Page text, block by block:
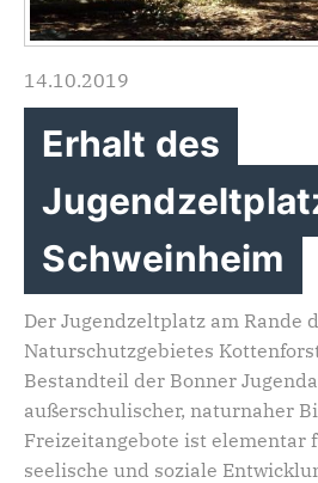
14.10.2019
Erhalt des
Schweinheim
Der Jugendzeltplatz am Rande
Naturschutzgebietes
Bestandteil der Bonner
außerschulischer, naturnaher
Freizeitangebote ist elementar
seelische und soziale